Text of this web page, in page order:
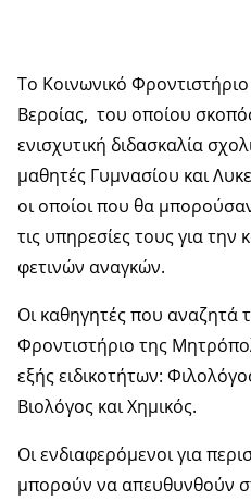
Το Κοινωνικό
Βεροίας, του οποίου
ενισχυτική διδασκαλία
μαθητές Γυμνασίου και
οι οποίοι που θα
τις υπηρεσίες τους για
φετινών αναγκών.
Οι καθηγητές που αναζητά
Φροντιστήριο της
εξής ειδικοτήτων:
Βιολόγος και Χημικός.
Οι ενδιαφερόμενοι για
μπορούν να απευθυνθούν